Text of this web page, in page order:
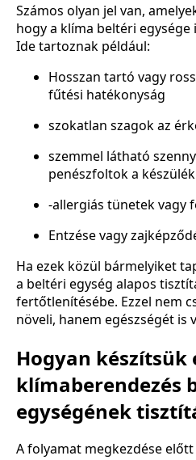
Számos olyan jel van,
hogy a klíma beltéri
Ide tartoznak például:
Hosszan tartó vagy
fűtési hatékonyság
szokatlan szagok az
szemmel látható
penészfoltok a
-allergiás tünetek vagy
Entzése vagy
Ha ezek közül bármelyiket
a beltéri egység alapos
fertőtlenítésébe. Ezzel nem
növeli, hanem egészségét is
Hogyan készítsük
klímaberendezés
egységének
A folyamat megkezdése